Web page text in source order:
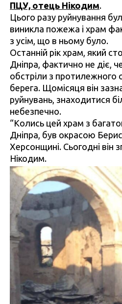
ПЦУ, отець Нікодим.
Цього разу руйнування
виникла пожежа і храм
з усім, що в ньому було.
Останній рік храм, який
Дніпра, фактично не діє,
обстріли з протилежного
берега. Щомісяця він
руйнувань, знаходитися
небезпечно.
“Колись цей храм з
Дніпра, був окрасою
Херсонщині. Сьогодні він
Нікодим.